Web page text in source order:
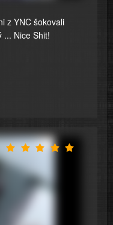
z YNC šokovali
... Nice Shit!